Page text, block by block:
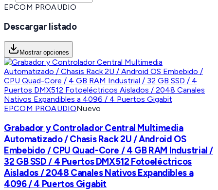
EPCOM PROAUDIO
Descargar listado
Mostrar opciones
EPCOM PROAUDIONuevo
Grabador y Controlador Central Multimedia
Automatizado / Chasis Rack 2U / Android OS
Embebido / CPU Quad-Core / 4 GB RAM Industrial /
32 GB SSD / 4 Puertos DMX512 Fotoeléctricos
Aislados / 2048 Canales Nativos Expandibles a
4096 / 4 Puertos Gigabit